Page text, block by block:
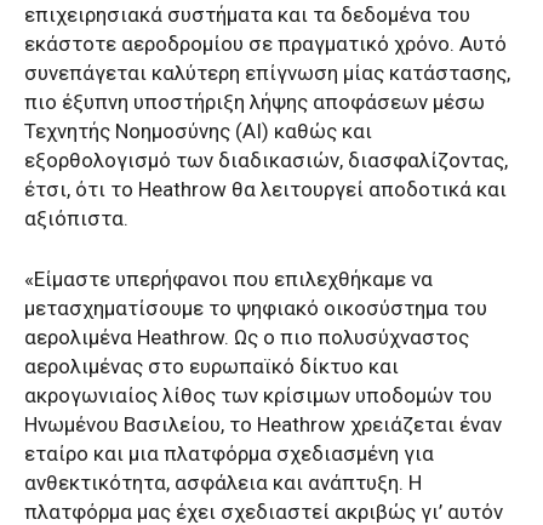
επιχειρησιακά συστήματα και τα δεδομένα του
εκάστοτε αεροδρομίου σε πραγματικό χρόνο. Αυτό
συνεπάγεται καλύτερη επίγνωση μίας κατάστασης,
πιο έξυπνη υποστήριξη λήψης αποφάσεων μέσω
Τεχνητής Νοημοσύνης (AI) καθώς και
εξορθολογισμό των διαδικασιών, διασφαλίζοντας,
έτσι, ότι το Heathrow θα λειτουργεί αποδοτικά και
αξιόπιστα.
«Είμαστε υπερήφανοι που επιλεχθήκαμε να
μετασχηματίσουμε το ψηφιακό οικοσύστημα του
αερολιμένα Heathrow. Ως ο πιο πολυσύχναστος
αερολιμένας στο ευρωπαϊκό δίκτυο και
ακρογωνιαίος λίθος των κρίσιμων υποδομών του
Ηνωμένου Βασιλείου, το Heathrow χρειάζεται έναν
εταίρο και μια πλατφόρμα σχεδιασμένη για
ανθεκτικότητα, ασφάλεια και ανάπτυξη. Η
πλατφόρμα μας έχει σχεδιαστεί ακριβώς γι’ αυτόν